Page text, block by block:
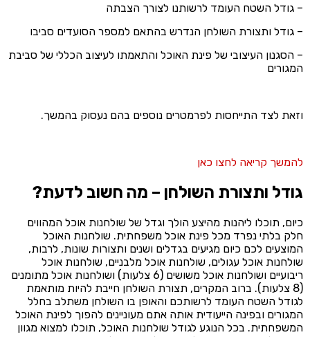
– גודל השטח העומד לרשותנו לצורך הצבתה
– גודל ותצורת השולחן הנדרש בהתאם למספר הסועדים סביבו
– הסגנון העיצובי של פינת האוכל והתאמתו לעיצוב הכללי של סביבת
המגורים
וזאת לצד התייחסות לפרמטרים נוספים בהם נעסוק בהמשך.
להמשך קריאה לחצו כאן
גודל ותצורת השולחן – מה חשוב לדעת?
כיום, תוכלו ליהנות מהיצע הולך וגדל של שולחנות אוכל המהווים
חלק בלתי נפרד מכל פינת אוכל משפחתית. שולחנות האוכל
המוצעים לכם כיום מגיעים בגדלים ושנים ותצורות שונות, לרבות,
שולחנות אוכל עגולים, שולחנות אוכל מלבניים, שולחנות אוכל
ריבועיים ושולחנות אוכל משושים (6 צלעות) ושולחנות אוכל מתומנים
(8 צלעות). ברוב המקרים, תצורת השולחן חייבת להיות מותאמת
לגודל השטח העומד לרשותכם והאופן בו השולחן משתלב בחלל
המגורים ובפינה הייעודית אותה אתם מעוניינים להפוך לפינת האוכל
המשפחתית. בכל הנוגע לגודל שולחנות האוכל, תוכלו למצוא מגוון